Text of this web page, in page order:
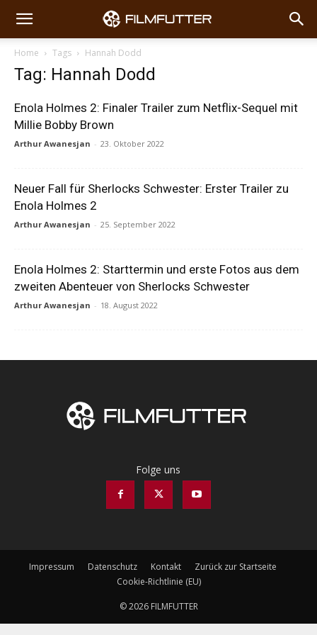
Home Tags Hannah Dodd
Tag: Hannah Dodd
Enola Holmes 2: Finaler Trailer zum Netflix-Sequel mit
Millie Bobby Brown
Arthur Awanesjan - 23. Oktober 2022
Neuer Fall für Sherlocks Schwester: Erster Trailer zu
Enola Holmes 2
Arthur Awanesjan - 25. September 2022
Enola Holmes 2: Starttermin und erste Fotos aus dem
zweiten Abenteuer von Sherlocks Schwester
Arthur Awanesjan - 18. August 2022
Folge uns
Impressum Datenschutz Kontakt
Zurück zur Startseite
Cookie-Richtlinie (EU)
© 2026 FILMFUTTER